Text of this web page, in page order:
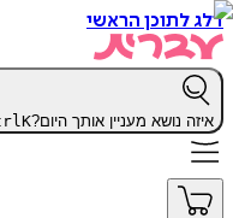
דלג לתוכן הראשי
איזה נושא מעניין אותך היום?K